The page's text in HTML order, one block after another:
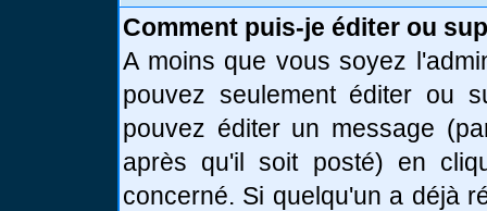
Comment puis-je éditer ou
A moins que vous soyez
pouvez seulement éditer ou
pouvez éditer un message
après qu'il soit posté) en
concerné. Si quelqu'un a déjà